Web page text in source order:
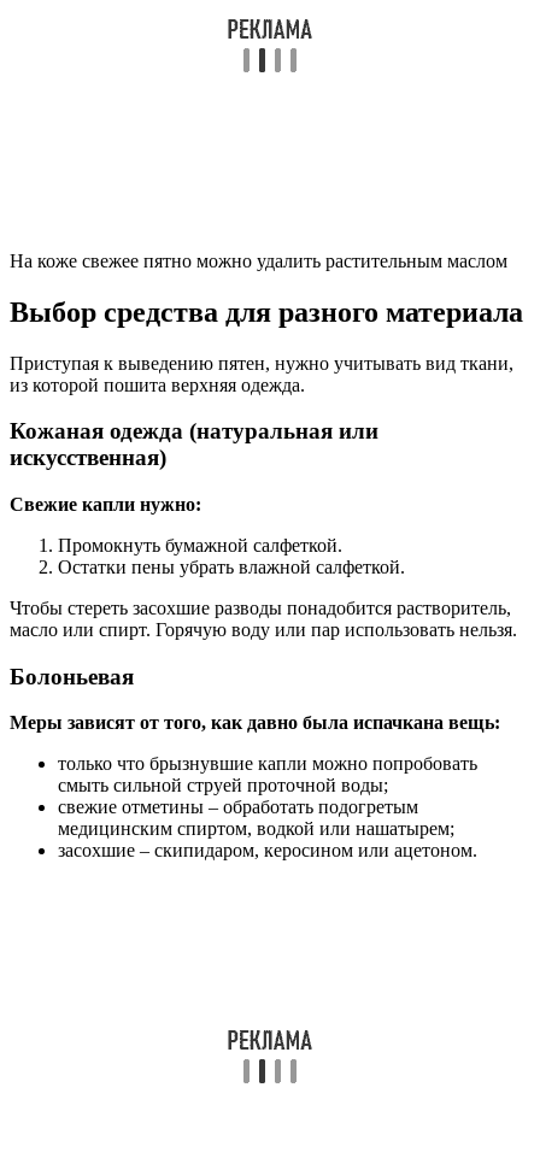
На коже свежее пятно можно удалить растительным маслом
Выбор средства для разного материала
Приступая к выведению пятен, нужно учитывать вид ткани,
из которой пошита верхняя одежда.
Кожаная одежда (натуральная или
искусственная)
Свежие капли нужно:
Промокнуть бумажной салфеткой.
Остатки пены убрать влажной салфеткой.
Чтобы стереть засохшие разводы понадобится растворитель,
масло или спирт. Горячую воду или пар использовать нельзя.
Болоньевая
Меры зависят от того, как давно была испачкана вещь:
только что брызнувшие капли можно попробовать
смыть сильной струей проточной воды;
свежие отметины – обработать подогретым
медицинским спиртом, водкой или нашатырем;
засохшие – скипидаром, керосином или ацетоном.